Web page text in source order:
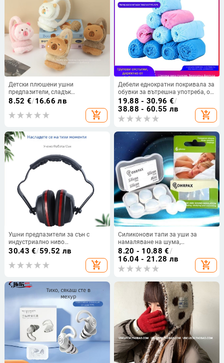
Детски плюшени ушни
предпазители, сладък
карикатурен стил, зимни ушни
топлинни защити за външни
условия
8.52 €/16.66 лв
add_shopping_cart
Дебели еднократни покривала за
обувки за вътрешна употреба, от
нетъкан текстил, синьо,
прахозащитни
19.88 - 30.96 €/
38.88 - 60.55 лв
add_shopping_cart
Ушни предпазители за сън с
индустриално ниво
шумопотискане и монтаж върху
30.43 €/59.52 лв
add_shopping_cart
Силиконови тапи за уши за
намаляване на шума,
водоустойчиви, за общежитие,
подходящи за плуване и
пътуване
8.20 - 10.88 €/
16.04 - 21.28 лв
add_shopping_cart